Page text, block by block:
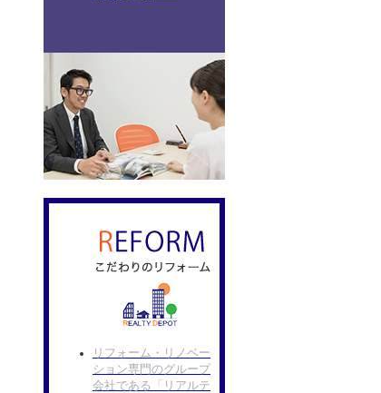
リフォーム・リノベー
ション専門のグループ
会社である「リアルテ